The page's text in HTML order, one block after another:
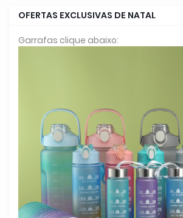
OFERTAS EXCLUSIVAS DE NATAL
Garrafas clique abaixo: